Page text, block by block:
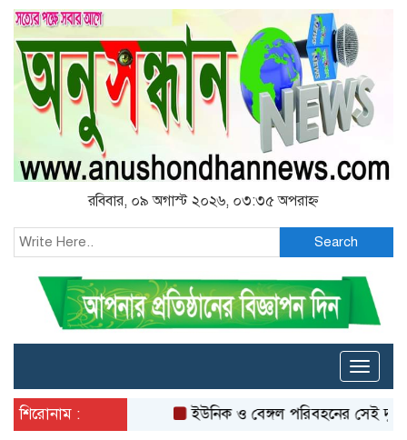
রবিবার, ০৯ অগাস্ট ২০২৬, ০৩:৩৫ অপরাহ্ন
Search
Toggle
শিরোনাম :
ইউনিক ও বেঙ্গল পরিবহনের সেই দুই বাসের